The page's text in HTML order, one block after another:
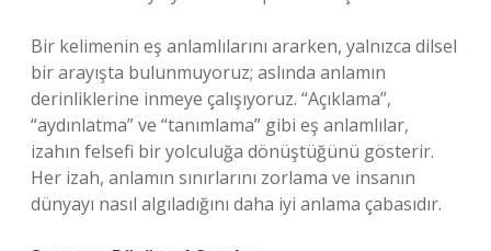
Bir kelimenin eş anlamlılarını ararken, yalnızca dilsel
bir arayışta bulunmuyoruz; aslında anlamın
derinliklerine inmeye çalışıyoruz. “Açıklama”,
“aydınlatma” ve “tanımlama” gibi eş anlamlılar,
izahın felsefi bir yolculuğa dönüştüğünü gösterir.
Her izah, anlamın sınırlarını zorlama ve insanın
dünyayı nasıl algıladığını daha iyi anlama çabasıdır.